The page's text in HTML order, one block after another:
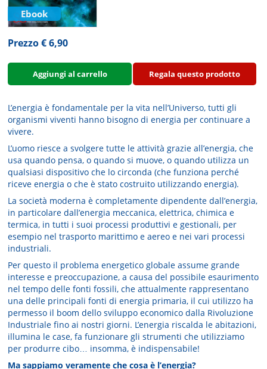
Ebook
Prezzo € 6,90
Aggiungi al carrello Regala questo prodotto
L’energia è fondamentale per la vita nell’Universo, tutti gli
organismi viventi hanno bisogno di energia per continuare a
vivere.
L’uomo riesce a svolgere tutte le attività grazie all’energia, che
usa quando pensa, o quando si muove, o quando utilizza un
qualsiasi dispositivo che lo circonda (che funziona perché
riceve energia o che è stato costruito utilizzando energia).
La società moderna è completamente dipendente dall’energia,
in particolare dall’energia meccanica, elettrica, chimica e
termica, in tutti i suoi processi produttivi e gestionali, per
esempio nel trasporto marittimo e aereo e nei vari processi
industriali.
Per questo il problema energetico globale assume grande
interesse e preoccupazione, a causa del possibile esaurimento
nel tempo delle fonti fossili, che attualmente rappresentano
una delle principali fonti di energia primaria, il cui utilizzo ha
permesso il boom dello sviluppo economico dalla Rivoluzione
Industriale fino ai nostri giorni. L’energia riscalda le abitazioni,
illumina le case, fa funzionare gli strumenti che utilizziamo
per produrre cibo… insomma, è indispensabile!
Ma sappiamo veramente che cosa è l’energia?